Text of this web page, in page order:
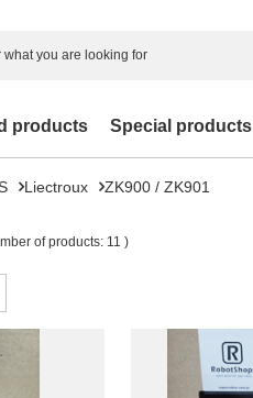
products Special products
Liectroux ZK900 / ZK901
of products: 11 )